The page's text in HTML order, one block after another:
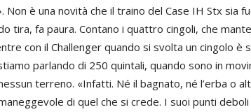
Non è una novità che il traino del Case IH Stx sia
tira, fa paura. Contano i quattro cingoli, che
con il Challenger quando si svolta un cingolo è
parlando di 250 quintali, quando sono in
terreno. «Infatti. Né il bagnato, né l’erba o
di quel che si crede. I suoi punti